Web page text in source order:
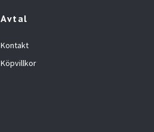
Avtal
Kontakt
Köpvillkor